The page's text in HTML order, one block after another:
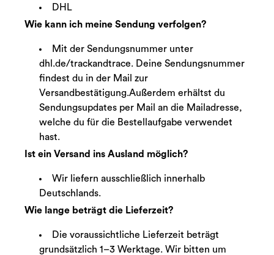
DHL
Wie kann ich meine Sendung verfolgen?
Mit der Sendungsnummer unter
dhl.de/trackandtrace. Deine Sendungsnummer
findest du in der Mail zur
Versandbestätigung.Außerdem erhältst du
Sendungsupdates per Mail an die Mailadresse,
welche du für die Bestellaufgabe verwendet
hast.
Ist ein Versand ins Ausland möglich?
Wir liefern ausschließlich innerhalb
Deutschlands.
Wie lange beträgt die Lieferzeit?
Die voraussichtliche Lieferzeit beträgt
grundsätzlich 1–3 Werktage. Wir bitten um